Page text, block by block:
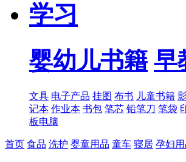
学习
婴幼儿书籍 早
文具 电子产品 挂图 布书 儿童书籍
记本 作业本 书包 笔芯 铅笔刀 笔袋
板电脑
首页 食品 洗护 婴童用品 童车 寝居 孕妇